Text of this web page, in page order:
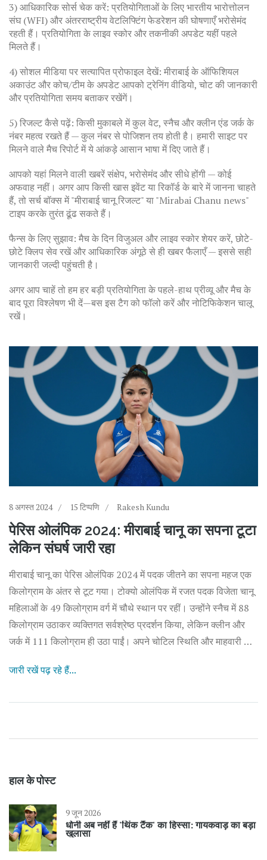
3) आधिकारिक सोर्स चेक करें: प्रतियोगिताओं के लिए भारतीय भारोत्तोलन
संघ (WFI) और अंतरराष्ट्रीय वेटलिफ्टिंग फेडरेशन की घोषणाएँ भरोसेमंद
रहती हैं। प्रतियोगिता के लाइव स्कोर और तकनीकी अपडेट यहीं पहले
मिलते हैं।
4) सोशल मीडिया पर सत्यापित प्रोफाइल देखें: मीराबाई के ऑफिशियल
अकाउंट और कोच/टीम के अपडेट आपको ट्रेनिंग वीडियो, चोट की जानकारी
और प्रतियोगिता समय बताकर रखेंगें।
5) रिजल्ट कैसे पढ़ें: किसी मुकाबले में कुल वेट, स्नैच और क्लीन एंड जर्क के
नंबर महत्व रखते हैं — कुल नंबर से पोजिशन तय होती है। हमारी साइट पर
मिलने वाले मैच रिपोर्ट में ये आंकड़े आसान भाषा में दिए जाते हैं।
आपको यहां मिलने वाली खबरें संक्षेप, भरोसेमंद और सीधे होंगी — कोई
अफवाह नहीं। अगर आप किसी खास इवेंट या रिकॉर्ड के बारे में जानना चाहते
हैं, तो सर्च बॉक्स में "मीराबाई चानू रिजल्ट" या "Mirabai Chanu news"
टाइप करके तुरंत ढूंढ सकते हैं।
फैन्स के लिए सुझाव: मैच के दिन विजुअल और लाइव स्कोर शेयर करें, छोटे-
छोटे क्लिप सेव रखें और आधिकारिक अंगूठे से ही खबर फैलाएँ — इससे सही
जानकारी जल्दी पहुंचती है।
अगर आप चाहें तो हम हर बड़ी प्रतियोगिता के पहले-हाथ प्रीव्यू और मैच के
बाद पूरा विश्लेषण भी दें—बस इस टैग को फॉलो करें और नोटिफिकेशन चालू
रखें।
8 अगस्त 2024 15 टिप्पणि Rakesh Kundu
पेरिस ओलंपिक 2024: मीराबाई चानू का सपना टूटा
लेकिन संघर्ष जारी रहा
मीराबाई चानू का पेरिस ओलंपिक 2024 में पदक जीतने का सपना महज एक
किलोग्राम के अंतर से टूट गया। टोक्यो ओलंपिक में रजत पदक विजेता चानू
महिलाओं के 49 किलोग्राम वर्ग में चौथे स्थान पर रहीं। उन्होंने स्नैच में 88
किलोग्राम उठाकर व्यक्तिगत सर्वश्रेष्ठ प्रदर्शन किया, लेकिन क्लीन और
जर्क में 111 किलोग्राम ही उठा पाईं। अपने चोटिल स्थिति और माहवारी के
जारी रखें पढ़ रहे हैं...
हाल के पोस्ट
9 जून 2026
धोनी अब नहीं हैं 'थिंक टैंक' का हिस्सा: गायकवाड़ का बड़ा
खुलासा